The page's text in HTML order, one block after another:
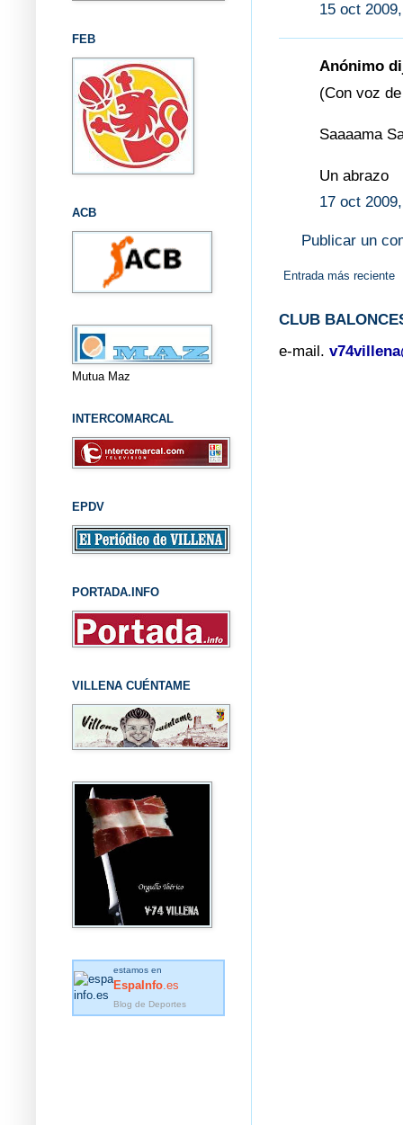
15 oct
Anónimo
(Con voz
Saaaama
Un abrazo
17 oct
Publicar un
Entrada más reciente
CLUB
e-mail.
FEB
ACB
Mutua Maz
INTERCOMARCAL
EPDV
PORTADA.INFO
VILLENA CUÉNTAME
estamos en
EspaInfo .es
Blog de Deportes